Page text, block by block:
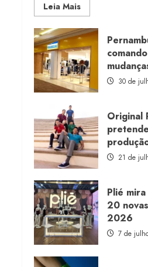
Leia MaisRead
more
Morena
Rosa
lança
franquia
com
estoque
consignado30 de
Original
21 de
Plié
20
2026
7 de